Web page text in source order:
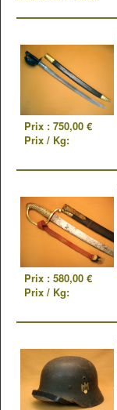
Prix : 750,00 €
Prix / Kg:
Prix : 580,00 €
Prix / Kg: